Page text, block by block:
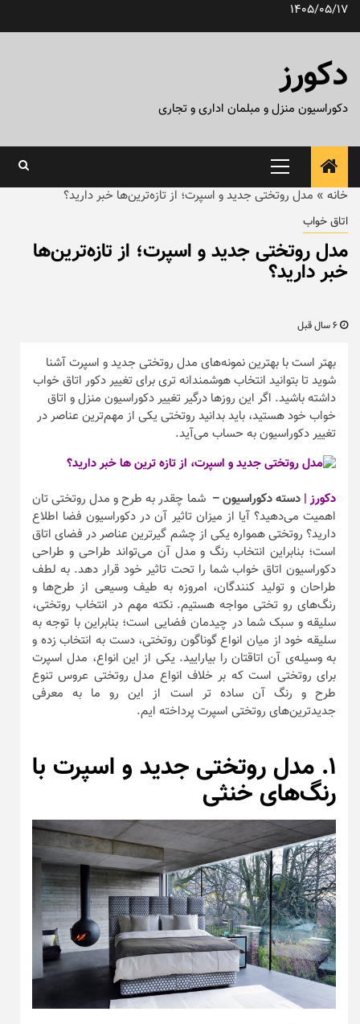
پرش1405/05/17
دکورز
دکوراسیون منزل و مبلمان اداری و تجاری
منوی
اصلی
خانه » مدل روتختی جدید و اسپرت؛ از تازه‌ترین‌ها خبر دارید؟
اتاق خواب
مدل روتختی جدید و اسپرت؛ از تازه‌ترین‌ها
خبر دارید؟
بهتر است با بهترین نمونه‌های مدل روتختی جدید و اسپرت آشنا
شوید تا بتوانید انتخاب هوشمندانه تری برای تغییر دکور اتاق خواب
داشته باشید. اگر این روز‌ها درگیر تغییر دکوراسیون منزل و اتاق
خواب خود هستید، باید بدانید روتختی یکی از مهم‌ترین عناصر در
تغییر دکوراسیون به حساب می‌آید.
دکورز | دسته دکوراسیون – شما چقدر به طرح و مدل روتختی تان
اهمیت می‌دهید؟ آیا از میزان تاثیر آن در دکوراسیون فضا اطلاع
دارید؟ روتختی همواره یکی از چشم گیرترین عناصر در فضای اتاق
است؛ بنابراین انتخاب رنگ و مدل آن می‌تواند طراحی و طراحی
دکوراسیون اتاق خواب شما را تحت تاثیر خود قرار دهد. به لطف
طراحان و تولید کنندگان، امروزه به طیف وسیعی از طرح‌ها و
رنگ‌های رو تختی مواجه هستیم. نکته‌ مهم در انتخاب روتختی،
سلیقه و سبک شما در چیدمان فضایی است؛ بنابراین با توجه به
سلیقه‌ خود از میان انواع گوناگون روتختی، دست به انتخاب زده و
به وسیله‌ی آن اتاقتان را بیارایید. یکی از این انواع، مدل اسپرت
برای روتختی است که بر خلاف انواع مدل روتختی عروس تنوع
طرح و رنگ آن ساده تر است از این رو ما به معرفی
جدید‌ترین‌های روتختی اسپرت پرداخته ایم.
۱. مدل روتختی جدید و اسپرت با
رنگ‌های خنثی